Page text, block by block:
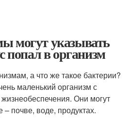
могут указывать
попал в организм
а что же такое бактерии?
маленький организм с
Они могут
почве, воде, продуктах.